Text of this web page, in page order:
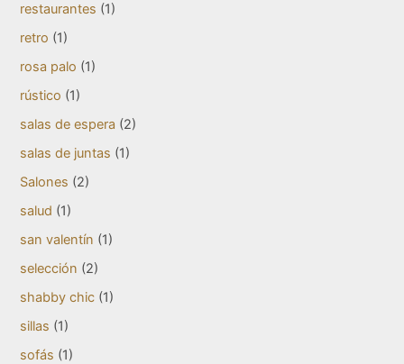
restaurantes (1)
retro (1)
rosa palo (1)
rústico (1)
salas de espera (2)
salas de juntas (1)
Salones (2)
salud (1)
san valentín (1)
selección (2)
shabby chic (1)
sillas (1)
sofás (1)